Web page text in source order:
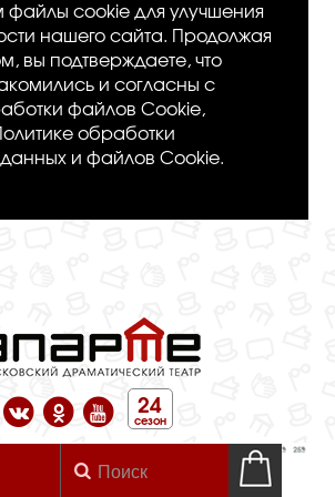
файлы cookie для улучшения
нашего сайта. Продолжая
вы подтверждаете, что
и согласны с
файлов Cookie,
обработки
и файлов Cookie.
24
сезон